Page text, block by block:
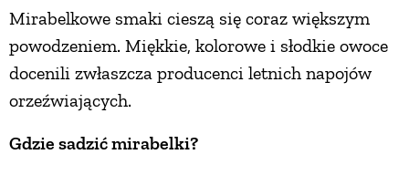
Mirabelkowe smaki cieszą się coraz większym
powodzeniem. Miękkie, kolorowe i słodkie owoce
docenili zwłaszcza producenci letnich napojów
orzeźwiających.
Gdzie sadzić mirabelki?